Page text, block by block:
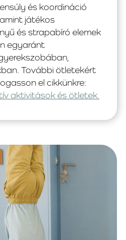
és koordináció
játékos
és strapabíró elemek
egyaránt
További ötletekért
el cikkünkre:
aktivitások és ötletek.